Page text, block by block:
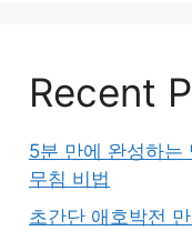
Recent
5분 만에 완성하는
무침 비법
초간단 애호박전